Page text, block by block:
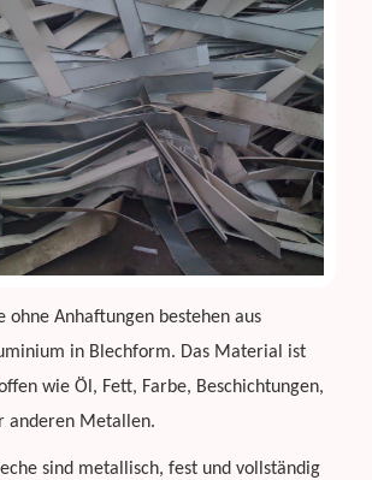
ohne Anhaftungen bestehen aus
in Blechform. Das Material ist
wie Öl, Fett, Farbe, Beschichtungen,
anderen Metallen.
sind metallisch, fest und vollständig